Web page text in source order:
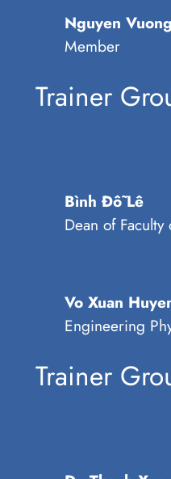
Nguyen
Member
Trainer
Bình Đỗ Lê
Dean of
Vo Xuan
Engineering
Trainer